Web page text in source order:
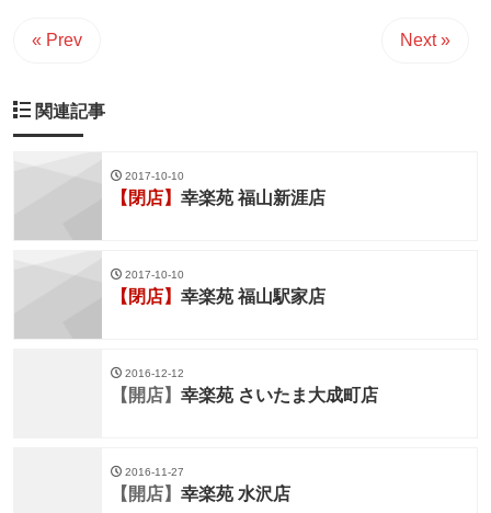
« Prev Next »
関連記事
2017-10-10
【閉店】 幸楽苑 福山新涯店
2017-10-10
【閉店】 幸楽苑 福山駅家店
2016-12-12
【開店】 幸楽苑 さいたま大成町店
2016-11-27
【開店】 幸楽苑 水沢店